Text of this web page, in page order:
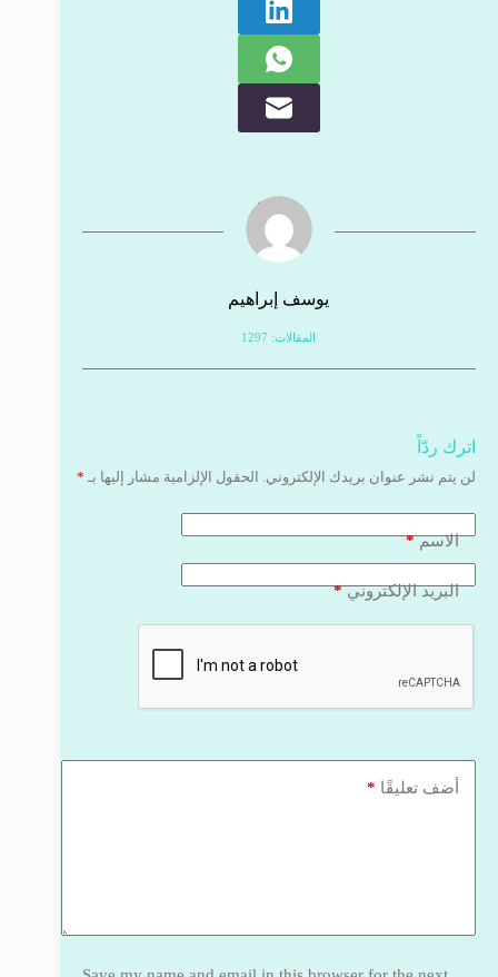
يوسف إبراهيم
المقالات: 1297
اترك ردّاً
لن يتم نشر عنوان بريدك الإلكتروني. الحقول الإلزامية مشار إليها بـ *
الاسم*
البريد الإلكتروني*
أضف تعليقًا *